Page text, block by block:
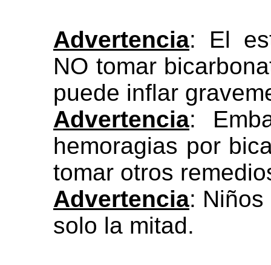
Advertencia: El
NO tomar
puede inflar
Advertencia:
hemoragias por
tomar otros
Advertencia:
solo la mitad.